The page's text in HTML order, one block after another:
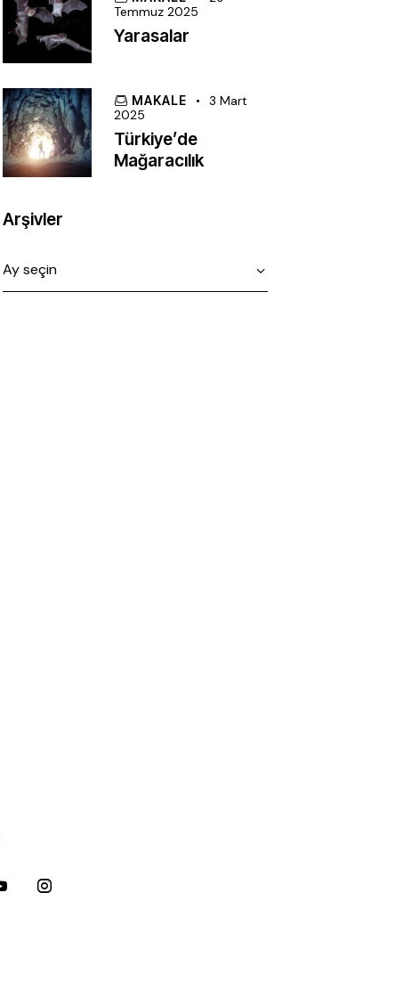
Temmuz 2025
Yarasalar
MAKALE
3 Mart
2025
Türkiye’de
Mağaracılık
Arşivler